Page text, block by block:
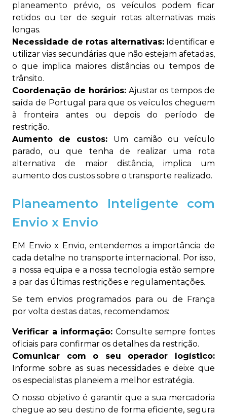
planeamento prévio, os veículos podem ficar
retidos ou ter de seguir rotas alternativas mais
longas.
Necessidade de rotas alternativas: Identificar e
utilizar vias secundárias que não estejam afetadas,
o que implica maiores distâncias ou tempos de
trânsito.
Coordenação de horários:Ajustar os tempos de
saída de Portugal para que os veículos cheguem
à fronteira antes ou depois do período de
restrição.
Aumento de custos: Um camião ou veículo
parado, ou que tenha de realizar uma rota
alternativa de maior distância, implica um
aumento dos custos sobre o transporte realizado.
Planeamento Inteligente com
Envio x Envio
EM Envio x Envio, entendemos a importância de
cada detalhe no transporte internacional. Por isso,
a nossa equipa e a nossa tecnologia estão sempre
a par das últimas restrições e regulamentações.
Se tem envios programados para ou de França
por volta destas datas, recomendamos:
Verificar a informação: Consulte sempre fontes
oficiais para confirmar os detalhes da restrição.
Comunicar com o seu operador logístico:
Informe sobre as suas necessidades e deixe que
os especialistas planeiem a melhor estratégia.
O nosso objetivo é garantir que a sua mercadoria
chegue ao seu destino de forma eficiente, segura